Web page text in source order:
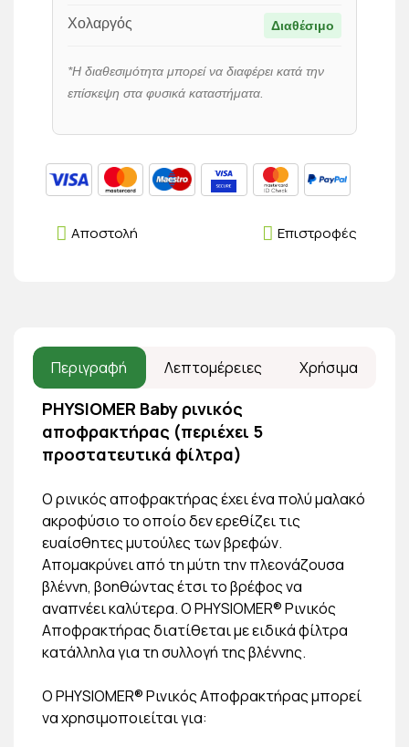
Χολαργός Διαθέσιμο
*Η διαθεσιμότητα μπορεί να διαφέρει κατά την
επίσκεψη στα φυσικά καταστήματα.
Επιστροφές
Αποστολή
Περιγραφή Λεπτομέρειες Χρήσιμα
PHYSIOMER Baby ρινικός
αποφρακτήρας (περιέχει 5
προστατευτικά φίλτρα)
Ο ρινικός αποφρακτήρας έχει ένα πολύ μαλακό
ακροφύσιο το οποίο δεν ερεθίζει τις
ευαίσθητες μυτούλες των βρεφών.
Απομακρύνει από τη μύτη την πλεονάζουσα
βλέννη, βοηθώντας έτσι το βρέφος να
αναπνέει καλύτερα. Ο PHYSIOMER® Ρινικός
Αποφρακτήρας διατίθεται με ειδικά φίλτρα
κατάλληλα για τη συλλογή της βλέννης.
Ο PHYSIOMER® Ρινικός Αποφρακτήρας μπορεί
να χρησιμοποιείται για: